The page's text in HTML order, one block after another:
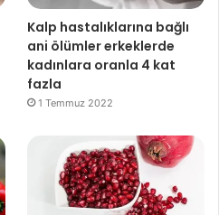
Kalp hastalıklarına bağlı
ani ölümler erkeklerde
kadınlara oranla 4 kat
fazla
1 Temmuz 2022